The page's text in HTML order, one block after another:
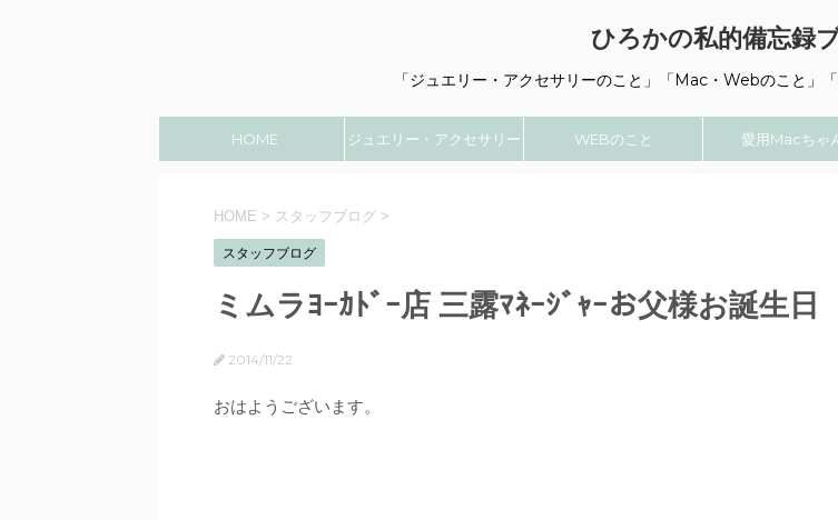
ひろかの私的備忘録
「ジュエリー・アクセサリーのこと」「Mac・Webのこと」
HOME ジュエリー・アクセサリー WEBのこと 愛用Macちゃ
HOME > スタッフブログ >
スタッフブログ
ミムラﾖｰｶﾄﾞｰ店 三露ﾏﾈｰｼﾞｬｰお父様お誕生日
2014/11/22
おはようございます。